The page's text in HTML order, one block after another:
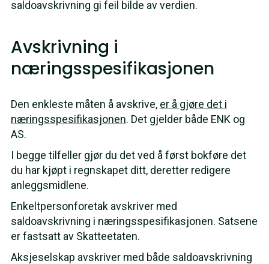
saldoavskrivning gi feil bilde av verdien.
Avskrivning i
næringsspesifikasjonen
Den enkleste måten å avskrive, er å gjøre det i
næringsspesifikasjonen. Det gjelder både ENK og
AS.
I begge tilfeller gjør du det ved å først bokføre det
du har kjøpt i regnskapet ditt, deretter redigere
anleggsmidlene.
Enkeltpersonforetak avskriver med
saldoavskrivning i næringsspesifikasjonen. Satsene
er fastsatt av Skatteetaten.
Aksjeselskap avskriver med både saldoavskrivning